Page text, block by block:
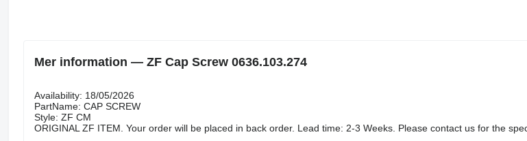
Mer information — ZF Cap Screw 0636.103.274
Availability: 18/05/2026
PartName: CAP SCREW
Style: ZF CM
ORIGINAL ZF ITEM. Your order will be placed in back order. Lead time: 2-3 Weeks. Please contact us for the